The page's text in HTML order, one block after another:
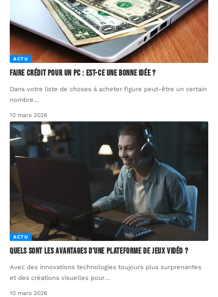
ACTU
Faire crédit pour un PC : est-ce une bonne idée ?
Dans votre liste de choses à acheter figure peut-être un certain
nombre…
10 mars 2026
ACTU
Quels sont les avantages d’une plateforme de jeux vidéo ?
Avec des innovations technologies toujours plus surprenantes
et des créations visuelles pour…
10 mars 2026